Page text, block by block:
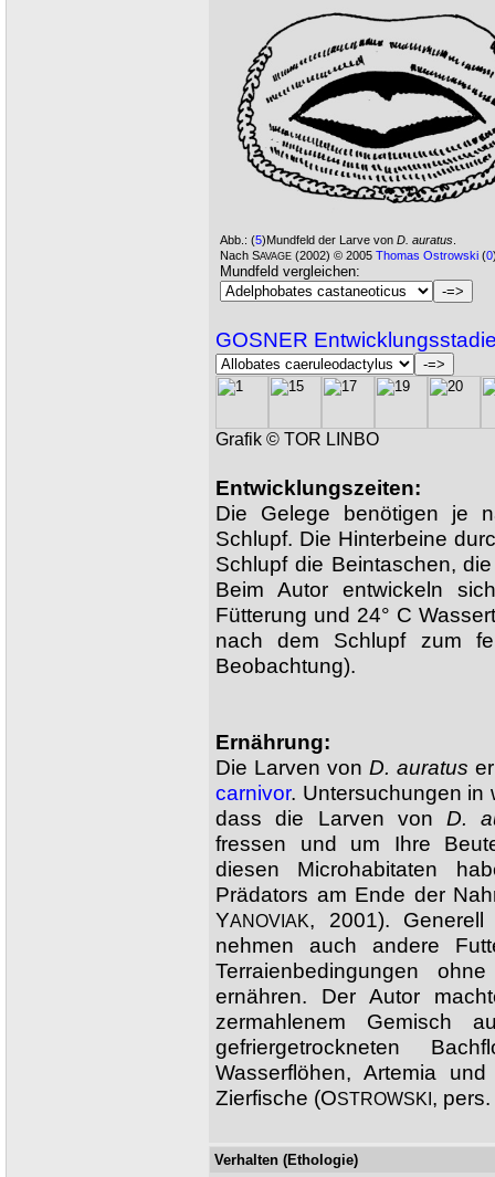
Abb.: (5)Mundfeld der Larve von D. auratus
Nach SAVAGE (2002) © 2005 Thomas Ostrowski (0
Mundfeld vergleichen:
GOSNER
Grafik © TOR LINBO
Entwicklungszeiten:
Die Gelege benötigen je
Schlupf. Die Hinterbeine
Schlupf die Beintaschen,
Beim Autor entwickeln
Fütterung und 24° C
nach dem Schlupf zum
Beobachtung).
Ernährung:
Die Larven von D. auratus
carnivor. Untersuchungen in
dass die Larven vonD.
fressen und um Ihre
diesen Microhabitaten
Prädators am Ende der
YANOVIAK, 2001).
nehmen auch andere
Terraienbedingungen
ernähren. Der Autor
zermahlenem Gemisch
gefriergetrockneten
Wasserflöhen, Artemia
Zierfische (OSTROWSKI,
Verhalten (Ethologie)